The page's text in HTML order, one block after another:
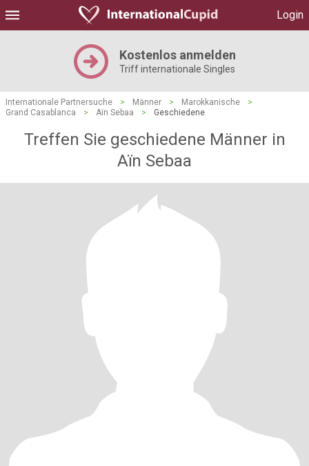
Login
Kostenlos anmelden
Triff internationale Singles
Internationale Partnersuche > Männer > Marokkanische
>
Grand Casablanca
> Aïn Sebaa > Geschiedene
Treffen Sie geschiedene Männer in
Aïn Sebaa